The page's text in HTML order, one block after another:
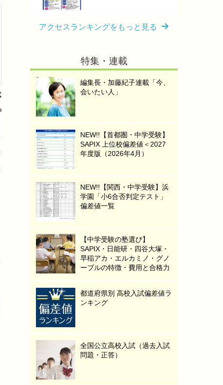
アクセスランキングをもっと見る
特集・連載
編集長・加藤紀子連載「今、
会いたい人」
NEW!!【首都圏・中学受験】
SAPIX 上位校偏差値＜2027
年度版（2026年4月）
NEW!!【関西・中学受験】浜
学園「小6合否判定テスト」
偏差値一覧
【中学受験の塾選び】
SAPIX・日能研・四谷大塚・
早稲アカ・エルカミノ・グノ
ーブルの特徴・費用と合格力
都道府県別 高校入試偏差値ラ
ンキング
全国公立高校入試（過去入試
問題・正答）